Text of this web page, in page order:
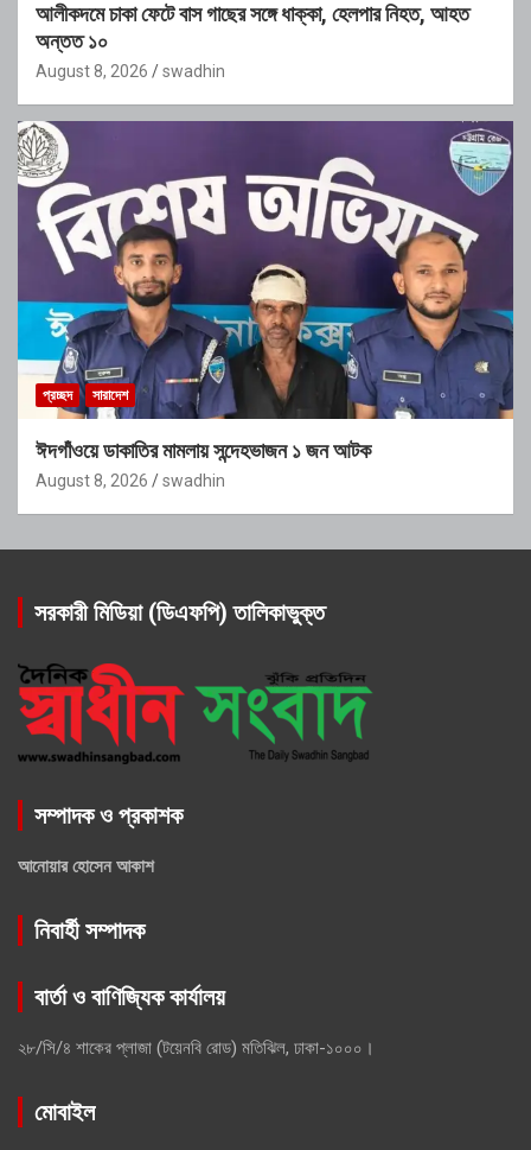
আলীকদমে চাকা ফেটে বাস গাছের সঙ্গে ধাক্কা, হেলপার নিহত, আহত
অন্তত ১০
August 8, 2026 swadhin
প্রচ্ছদ সারাদেশ
ঈদগাঁওয়ে ডাকাতির মামলায় সন্দেহভাজন ১ জন আটক
August 8, 2026 swadhin
সরকারী মিডিয়া (ডিএফপি) তালিকাভুক্ত
সম্পাদক ও প্রকাশক
আনোয়ার হোসেন আকাশ
নিবার্হী সম্পাদক
বার্তা ও বাণিজ্যিক কার্যালয়
২৮/সি/৪ শাকের প্লাজা (টয়েনবি রোড) মতিঝিল, ঢাকা-১০০০।
মোবাইল